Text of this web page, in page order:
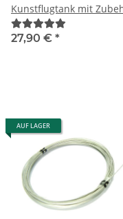
Kunstflugtank mit
27,90 € *
AUF LAGER